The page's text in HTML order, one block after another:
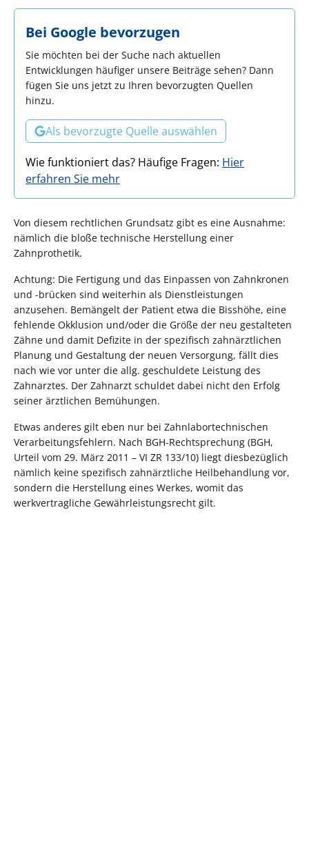
Bei Google bevorzugen
Sie möchten bei der Suche nach aktuellen
Entwicklungen häufiger unsere Beiträge sehen? Dann
fügen Sie uns jetzt zu Ihren bevorzugten Quellen
hinzu.
Als bevorzugte Quelle auswählen
Wie funktioniert das? Häufige Fragen: Hier
erfahren Sie mehr
Von diesem rechtlichen Grundsatz gibt es eine Ausnahme:
nämlich die bloße technische Herstellung einer
Zahnprothetik.
Achtung: Die Fertigung und das Einpassen von Zahnkronen
und -brücken sind weiterhin als Dienstleistungen
anzusehen. Bemängelt der Patient etwa die Bisshöhe, eine
fehlende Okklusion und/oder die Größe der neu gestalteten
Zähne und damit Defizite in der spezifisch zahnärztlichen
Planung und Gestaltung der neuen Versorgung, fällt dies
nach wie vor unter die allg. geschuldete Leistung des
Zahnarztes. Der Zahnarzt schuldet dabei nicht den Erfolg
seiner ärztlichen Bemühungen.
Etwas anderes gilt eben nur bei Zahnlabortechnischen
Verarbeitungsfehlern. Nach BGH-Rechtsprechung (BGH,
Urteil vom 29. März 2011 – VI ZR 133/10) liegt diesbezüglich
nämlich keine spezifisch zahnärztliche Heilbehandlung vor,
sondern die Herstellung eines Werkes, womit das
werkvertragliche Gewährleistungsrecht gilt.